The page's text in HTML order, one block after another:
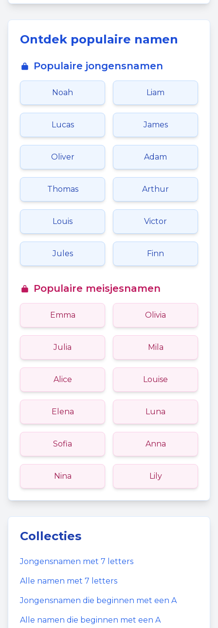
Ontdek populaire namen
Populaire jongensnamen
Noah Liam
Lucas James
Oliver Adam
Thomas Arthur
Louis Victor
Jules Finn
Populaire meisjesnamen
Emma Olivia
Julia Mila
Alice Louise
Elena Luna
Sofia Anna
Nina Lily
Collecties
Jongensnamen met 7 letters
Alle namen met 7 letters
Jongensnamen die beginnen met een A
Alle namen die beginnen met een A